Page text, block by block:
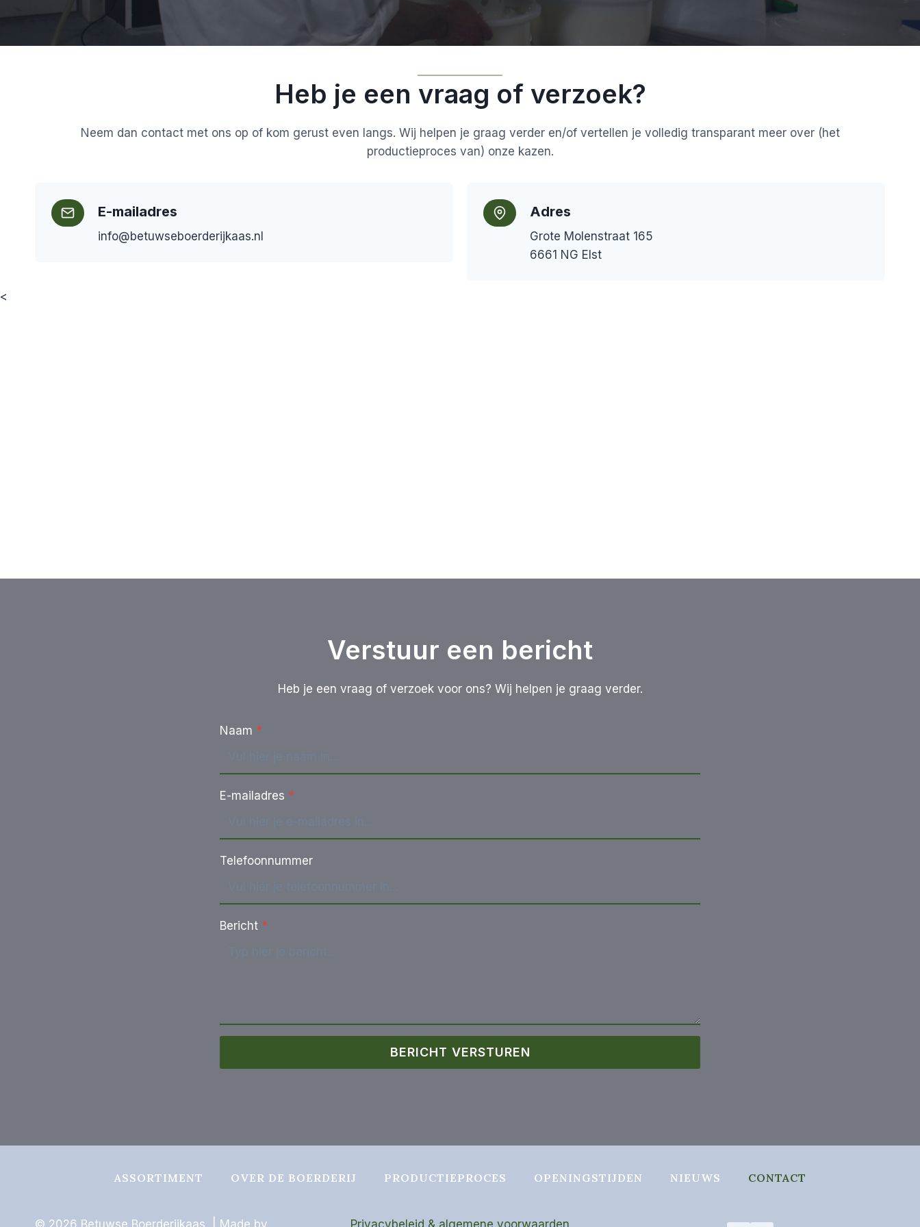
Heb je een vraag of verzoek?
Neem dan contact met ons op of kom gerust even langs. Wij helpen je graag verder en/of vertellen je volledig transparant meer over (het
productieproces van) onze kazen.
E-mailadres
info@betuwseboerderijkaas.nl
Adres
Grote Molenstraat 165
6661 NG Elst
<
Verstuur een bericht
Heb je een vraag of verzoek voor ons? Wij helpen je graag verder.
Naam *
E-mailadres *
Telefoonnummer
Bericht *
BERICHT VERSTUREN
ASSORTIMENT OVER DE BOERDERIJ PRODUCTIEPROCES OPENINGSTIJDEN NIEUWS CONTACT
© 2026 Betuwse Boerderijkaas | Made by Privacybeleid & algemene voorwaarden